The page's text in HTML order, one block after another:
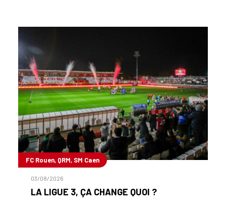
FC Rouen, QRM, SM Caen
03/08/2026
LA LIGUE 3, ÇA CHANGE QUOI ?